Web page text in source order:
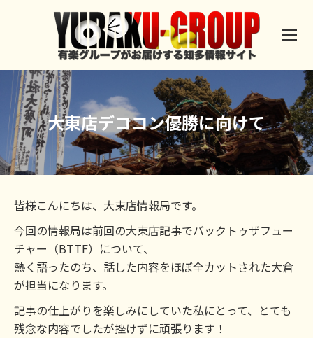
大東店デココン優勝に向けて
皆様こんにちは、大東店情報局です。
今回の情報局は前回の大東店記事でバックトゥザフュー
チャー（BTTF）について、
熱く語ったのち、話した内容をほぼ全カットされた大倉
が担当になります。
記事の仕上がりを楽しみにしていた私にとって、とても
残念な内容でしたが挫けずに頑張ります！